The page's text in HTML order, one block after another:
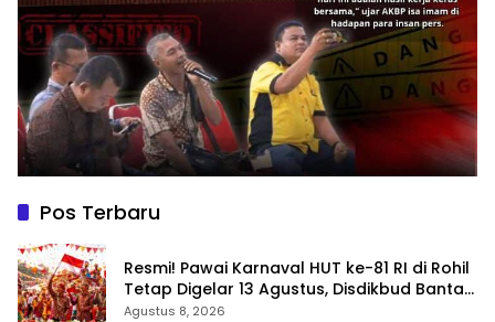
Pos Terbaru
Resmi! Pawai Karnaval HUT ke-81 RI di Rohil
Tetap Digelar 13 Agustus, Disdikbud Bantah
Hoaks Batal
Agustus 8, 2026